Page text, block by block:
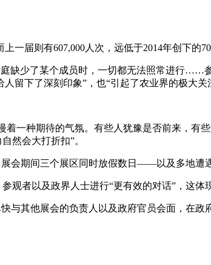
一届则有607,000人次，远低于2014年创下的
庭缺少了某个成员时，一切都无法照常进行
留下了深刻印象”，也“引起了农业界的极大关
一种期待的气氛。有些人犹豫是否前来，有
然会大打折扣”。
期间三个展区同时放假数日——以及多地遭
者以及政界人士进行“更有效的对话”，这体
与其他展会的负责人以及政府官员会面，在